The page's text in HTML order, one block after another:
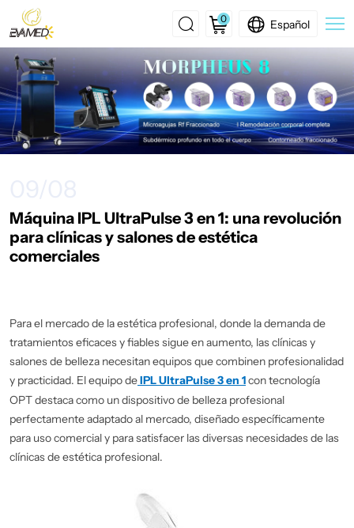
0 Español
Máquina
IPL
UltraPulse
3
una
revolución
y
salones
de
estética
comerciales
Máquina IPL UltraPulse 3 en 1: una revolución
para clínicas y salones de estética
comerciales
Para el mercado de la estética profesional, donde la demanda de
tratamientos eficaces y fiables sigue en aumento, las clínicas y
salones de belleza necesitan equipos que combinen profesionalidad
y practicidad. El equipo deIPL UltraPulse 3 en 1con tecnología
OPT destaca como un dispositivo de belleza profesional
perfectamente adaptado al mercado, diseñado específicamente
para uso comercial y para satisfacer las diversas necesidades de las
clínicas de estética profesional.